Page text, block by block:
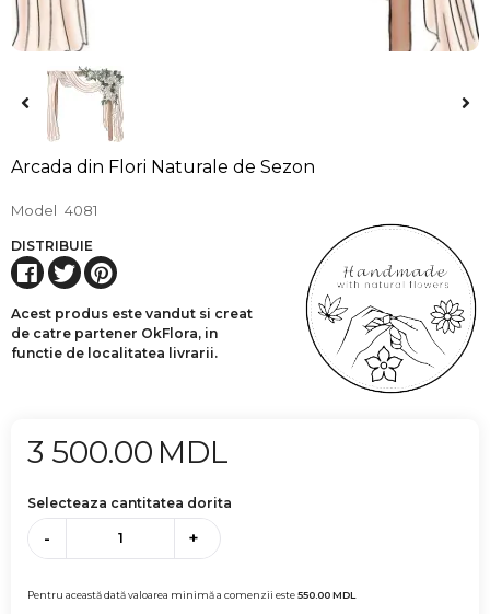
Arcada din Flori Naturale de Sezon
Model 4081
DISTRIBUIE
Acest produs este vandut si creat
de catre partener OkFlora, in
functie de localitatea livrarii.
3 500.00 MDL
Selecteaza cantitatea dorita
- +
Pentru această dată valoarea minimă a comenzii este550.00MDL